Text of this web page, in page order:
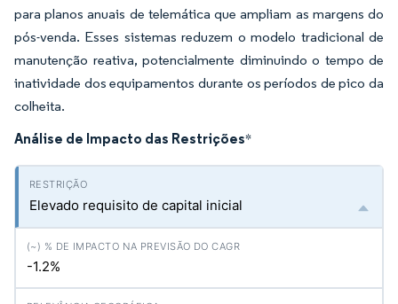
para planos anuais de telemática que ampliam as margens do
pós-venda. Esses sistemas reduzem o modelo tradicional de
manutenção reativa, potencialmente diminuindo o tempo de
inatividade dos equipamentos durante os períodos de pico da
colheita.
Análise de Impacto das Restrições*
Elevado requisito de capital inicial
-1.2%